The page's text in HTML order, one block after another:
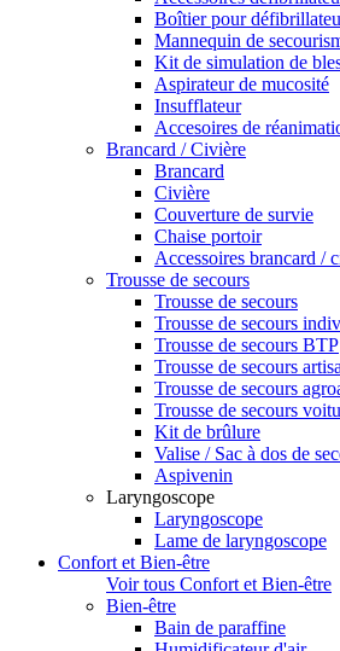
Boîtier pour
Mannequin de
Kit de simulation de
Aspirateur de mucosité
Insufflateur
Accesoires de
Brancard / Civière
Brancard
Civière
Couverture de survie
Chaise portoir
Accessoires brancard /
Trousse de secours
Trousse de secours
Trousse de secours
Trousse de secours BTP
Trousse de secours
Trousse de secours
Trousse de secours
Kit de brûlure
Valise / Sac à dos de
Aspivenin
Laryngoscope
Laryngoscope
Lame de laryngoscope
Confort et Bien-être
Voir tous Confort et Bien-être
Bien-être
Bain de paraffine